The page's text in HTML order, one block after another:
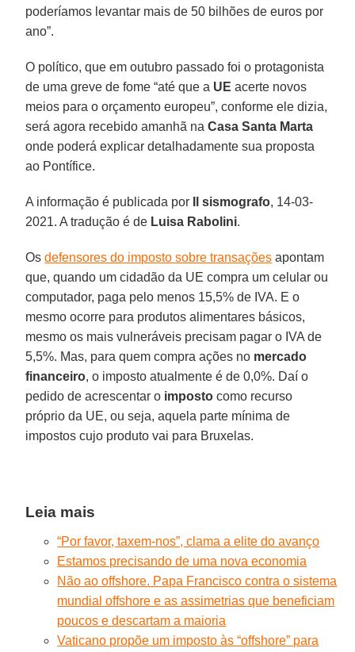
poderíamos levantar mais de 50 bilhões de euros por
ano”.
O político, que em outubro passado foi o protagonista
de uma greve de fome “até que a UE acerte novos
meios para o orçamento europeu”, conforme ele dizia,
será agora recebido amanhã naCasa Santa Marta
onde poderá explicar detalhadamente sua proposta
ao Pontífice.
A informação é publicada por Il sismografo, 14-03-
2021. A tradução é de Luisa Rabolini.
Osdefensores do imposto sobre transações apontam
que, quando um cidadão da UE compra um celular ou
computador, paga pelo menos 15,5% de IVA. E o
mesmo ocorre para produtos alimentares básicos,
mesmo os mais vulneráveis precisam pagar o IVA de
5,5%. Mas, para quem compra ações no mercado
financeiro, o imposto atualmente é de 0,0%. Daí o
pedido de acrescentar o imposto como recurso
próprio da UE, ou seja, aquela parte mínima de
impostos cujo produto vai para Bruxelas.
Leia mais
“Por favor, taxem-nos”, clama a elite do avanço
Estamos precisando de uma nova economia
Não ao offshore. Papa Francisco contra o sistema
mundial offshore e as assimetrias que beneficiam
poucos e descartam a maioria
Vaticano propõe um imposto às “offshore” para